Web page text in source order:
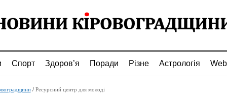
Спорт Здоров’я Поради Різне Астрологія
/ Ресурсний центр для молоді